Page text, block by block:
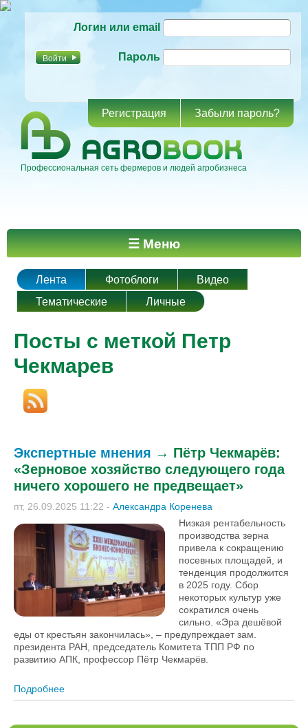
основному
Логин или email
Пароль
Регистрация Забыли пароль?
Профессиональная сеть фермеров и людей агробизнеса
Главное меню ☰ Меню
Лента Фотоблоги
Видео
Тематические
Личные
Посты с меткой Петр
Чекмарев
Экспертные мнения → Пётр Чекмарёв:
«Зерновое хозяйство следующего года
ничего хорошего не предвещает»
пт, 26.09.2025 11:22 - Александра Коренева
Низкая рентабельность
производства зерна
привела к сокращению
посевных площадей, и
тенденция продолжится
в 2025 году. Сбор
некоторых культур уже
сократился очень
сильно. «Эра дешёвой
еды от крестьян закончилась», – предупреждает зам.
президента РАН, председатель Комитета ТПП РФ по
развитию АПК, профессор Пётр Чекмарёв.
Подробнее
следующего года ничего хорошего не предвещает»